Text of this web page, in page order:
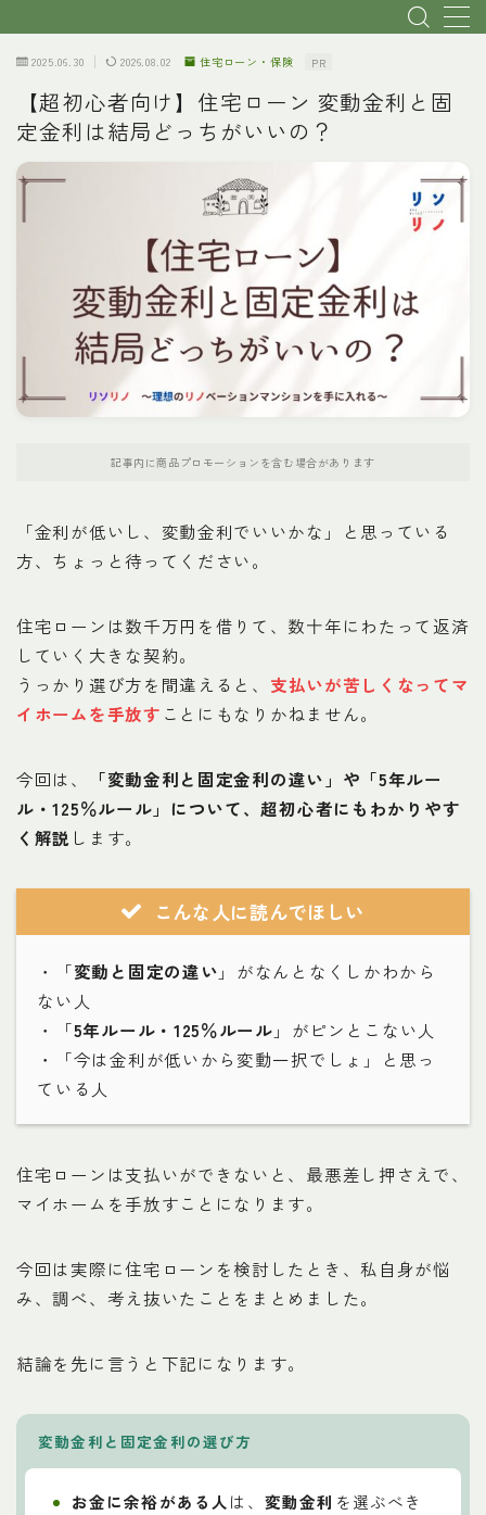
リノベ会社選び
物件探し
費用
理想のプランへ
2025.06.30 2026.08.02 住宅ローン・保険 PR
【超初心者向け】住宅ローン 変動金利と固
定金利は結局どっちがいいの？
記事内に商品プロモーションを含む場合があります
「金利が低いし、変動金利でいいかな」と思っている
方、ちょっと待ってください。
住宅ローンは数千万円を借りて、数十年にわたって返済
していく大きな契約。
うっかり選び方を間違えると、 支払いが苦しくなってマ
イホームを手放す ことにもなりかねません。
今回は、
「変動金利と固定金利の違い」や「5年ルー
ル・125％ルール」について、超初心者にもわかりやす
く解説 します。
こんな人に読んでほしい
・「変動と固定の違い 」がなんとなくしかわから
ない人
・「5年ルール・125％ルール 」がピンとこない人
・「今は金利が低いから変動一択でしょ」と思っ
ている人
住宅ローンは支払いができないと、最悪差し押さえで、
マイホームを手放すことになります。
今回は実際に住宅ローンを検討したとき、私自身が悩
み、調べ、考え抜いたことをまとめました。
結論を先に言うと下記になります。
変動金利と固定金利の選び方
お金に余裕がある人は、 変動金利 を選ぶべき